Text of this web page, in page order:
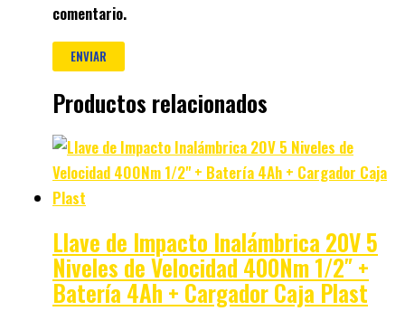
comentario.
Productos relacionados
Llave de Impacto Inalámbrica 20V 5
Niveles de Velocidad 400Nm 1/2″ +
Batería 4Ah + Cargador Caja Plast